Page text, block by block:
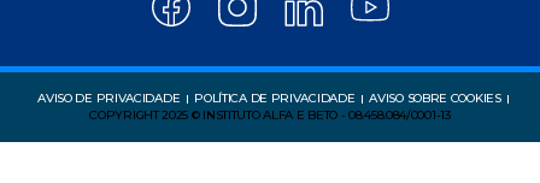
AVISO DE PRIVACIDADE POLÍTICA DE PRIVACIDADE
AVISO SOBRE COOKIES
COPYRIGHT 2025 © INSTITUTO ALFA E BETO - 08.458.084/0001-13